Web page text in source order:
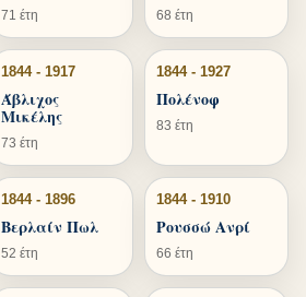
71 έτη
68 έτη
1844 - 1917
Άβλιχος
Μικέλης
73 έτη
1844 - 1927
Πολένοφ
83 έτη
1844 - 1896
Βερλαίν Πωλ
52 έτη
1844 - 1910
Ρουσσώ Ανρί
66 έτη